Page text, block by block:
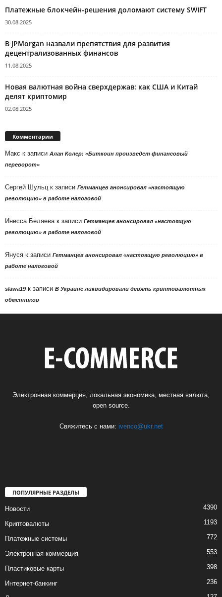
Платежные блокчейн-решения доломают систему SWIFT
30.08.2025
В JPMorgan назвали препятствия для развития
децентрализованных финансов
11.08.2025
Новая валютная война сверхдержав: как США и Китай
делят криптомир
02.08.2025
Комментарии
Макс к записи Алан Колер: «Биткоин произведет финансовый
переворот»
Сергей Шульц к записи Гетманцев анонсировал «настоящую
революцию» в работе налоговой
Инесса Беляева к записи Гетманцев анонсировал «настоящую
революцию» в работе налоговой
Януся к записи Гетманцев анонсировал «настоящую революцию» в
работе налоговой
slawa19 к записи В Украине ликвидировали девять криптовалютных
обменников
Электронная коммерция, локальная экономика, местная валюта,
open source.
Свяжитесь с нами: ivenco@ukr.net
ПОПУЛЯРНЫЕ РАЗДЕЛЫ
Новости 4390
Криптовалюты 1193
Платежные системы 772
Электронная коммерция 553
Пластиковые карты 398
Интернет-банкинг 236